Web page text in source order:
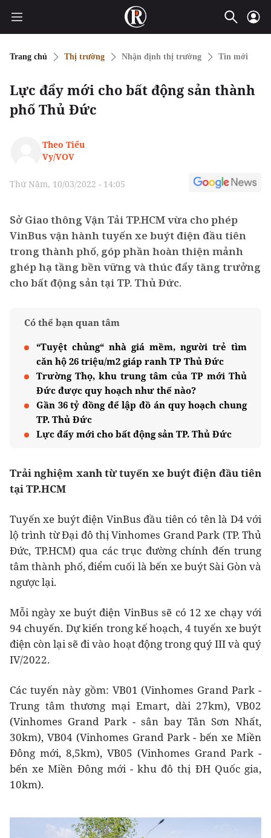
Trang chủ Thị trường Nhận định thị trường Tin mới
Lực đẩy mới cho bất động sản thành
phố Thủ Đức
Theo Tiểu
Vy/VOV
Thứ Năm, 10/03/2022 - 14:05
Sở Giao thông Vận Tải TP.HCM vừa cho phép
VinBus vận hành tuyến xe buýt điện đầu tiên
trong thành phố, góp phần hoàn thiện mảnh
ghép hạ tầng bền vững và thúc đẩy tăng trưởng
cho bất động sản tại TP. Thủ Đức.
Có thể bạn quan tâm
“Tuyệt chủng“ nhà giá mềm, người trẻ tìm
căn hộ 26 triệu/m2 giáp ranh TP Thủ Đức
Trường Thọ, khu trung tâm của TP mới Thủ
Đức được quy hoạch như thế nào?
Gần 36 tỷ đồng để lập đồ án quy hoạch chung
TP. Thủ Đức
Lực đẩy mới cho bất động sản TP. Thủ Đức
Trải nghiệm xanh từ tuyến xe buýt điện đầu tiên
tại TP.HCM
Tuyến xe buýt điện VinBus đầu tiên có tên là D4 với
lộ trình từ Đại đô thị Vinhomes Grand Park (TP. Thủ
Đức, TP.HCM) qua các trục đường chính đến trung
tâm thành phố, điểm cuối là bến xe buýt Sài Gòn và
ngược lại.
Mỗi ngày xe buýt điện VinBus sẽ có 12 xe chạy với
94 chuyến. Dự kiến trong kế hoạch, 4 tuyến xe buýt
điện còn lại sẽ đi vào hoạt động trong quý III và quý
IV/2022.
Các tuyến này gồm: VB01 (Vinhomes Grand Park -
Trung tâm thương mại Emart, dài 27km), VB02
(Vinhomes Grand Park - sân bay Tân Sơn Nhất,
30km), VB04 (Vinhomes Grand Park - bến xe Miền
Đông mới, 8,5km), VB05 (Vinhomes Grand Park -
bến xe Miền Đông mới - khu đô thị ĐH Quốc gia,
10km).